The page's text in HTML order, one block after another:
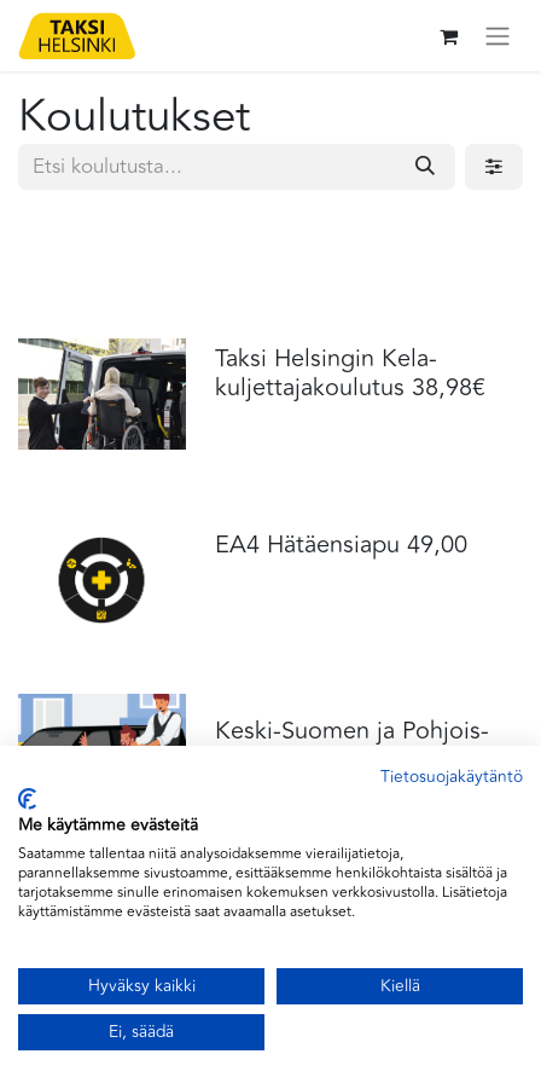
Koulutukset
Taksi Helsingin Kela-
kuljettajakoulutus 38,98€
EA4 Hätäensiapu 49,00
Keski-Suomen ja Pohjois-
Savon SOTE koulutus
Erityisryhmien
24.8-26.8.2026 (ajolupa
1.7.2018 jälkeen)
Tietosuojakäytäntö
Me käytämme evästeitä
Saatamme tallentaa niitä analysoidaksemme vierailijatietoja,
parannellaksemme sivustoamme, esittääksemme henkilökohtaista sisältöä ja
tarjotaksemme sinulle erinomaisen kokemuksen verkkosivustolla. Lisätietoja
käyttämistämme evästeistä saat avaamalla asetukset.
Hyväksy kaikki
Kiellä
Ei, säädä